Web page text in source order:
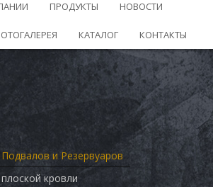
ПРОДУКТЫ НОВОСТИ
КАТАЛОГ КОНТАКТЫ
и Резервуаров
кровли